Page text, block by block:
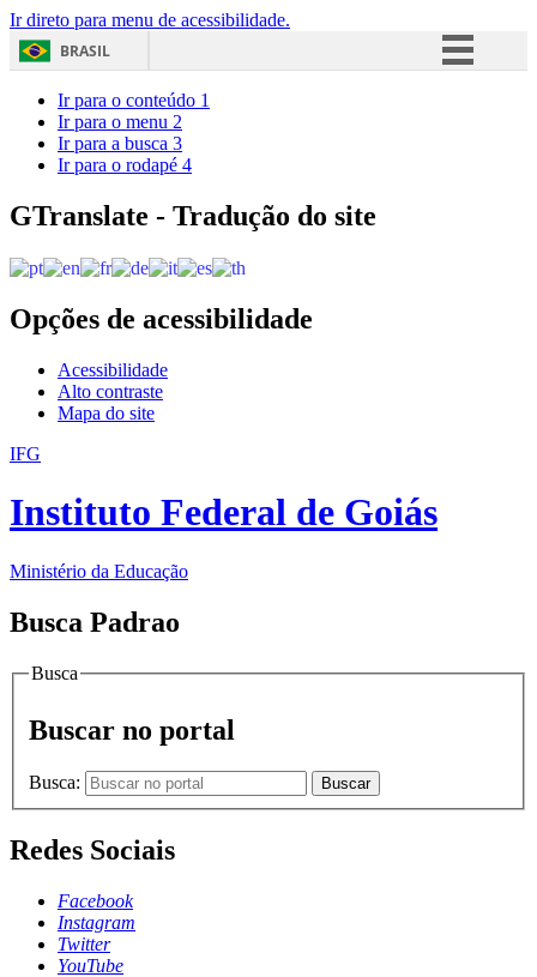
Ir direto para menu de acessibilidade.
BRASIL
Acesso à informação
Ir para o conteúdo 1
Ir para o menu 2
Ir para a busca 3
Ir para o rodapé 4
GTranslate - Tradução do site
Opções de acessibilidade
Acessibilidade
Alto contraste
Mapa do site
IFG
Instituto Federal de Goiás
Ministério da Educação
Busca Padrao
Busca
Buscar no portal
Busca: Buscar
Redes Sociais
Facebook
Instagram
Twitter
YouTube